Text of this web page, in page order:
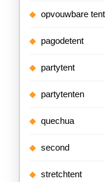
opvouwbare tent
pagodetent
partytent
partytenten
quechua
second
stretchtent